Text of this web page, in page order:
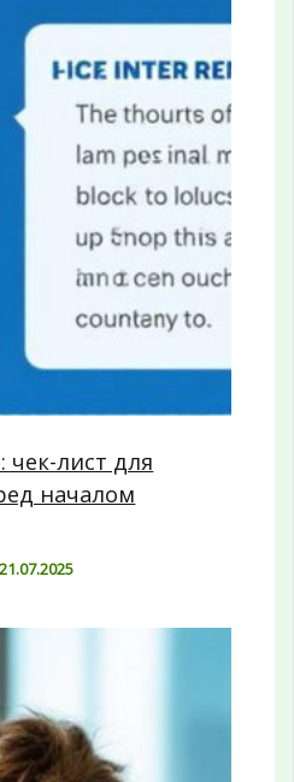
чек-лист для
началом
21.07.2025